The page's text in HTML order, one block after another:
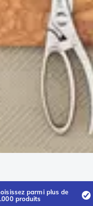
parmi plus de
produits